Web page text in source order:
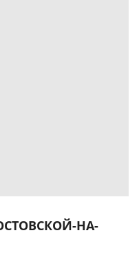
НА-